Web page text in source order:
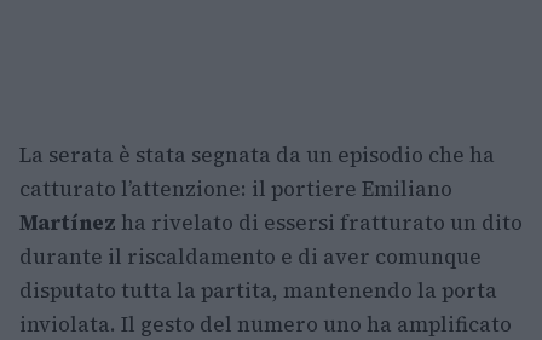
La serata è stata segnata da un episodio che ha
catturato l’attenzione: il portiere Emiliano
Martínez ha rivelato di essersi fratturato un dito
durante il riscaldamento e di aver comunque
disputato tutta la partita, mantenendo la porta
inviolata. Il gesto del numero uno ha amplificato